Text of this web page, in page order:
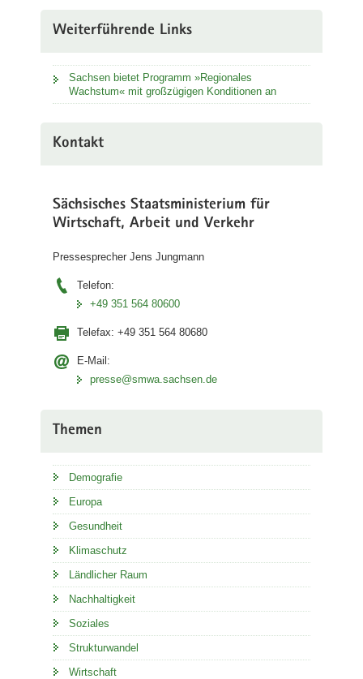
Weiterführende Links
Sachsen bietet Programm »Regionales
Wachstum« mit großzügigen Konditionen an
Kontakt
Sächsisches Staatsministerium für
Wirtschaft, Arbeit und Verkehr
Pressesprecher Jens Jungmann
Telefon:
+49 351 564 80600
Telefax: +49 351 564 80680
E-Mail:
presse@smwa.sachsen.de
Themen
Demografie
Europa
Gesundheit
Klimaschutz
Ländlicher Raum
Nachhaltigkeit
Soziales
Strukturwandel
Wirtschaft